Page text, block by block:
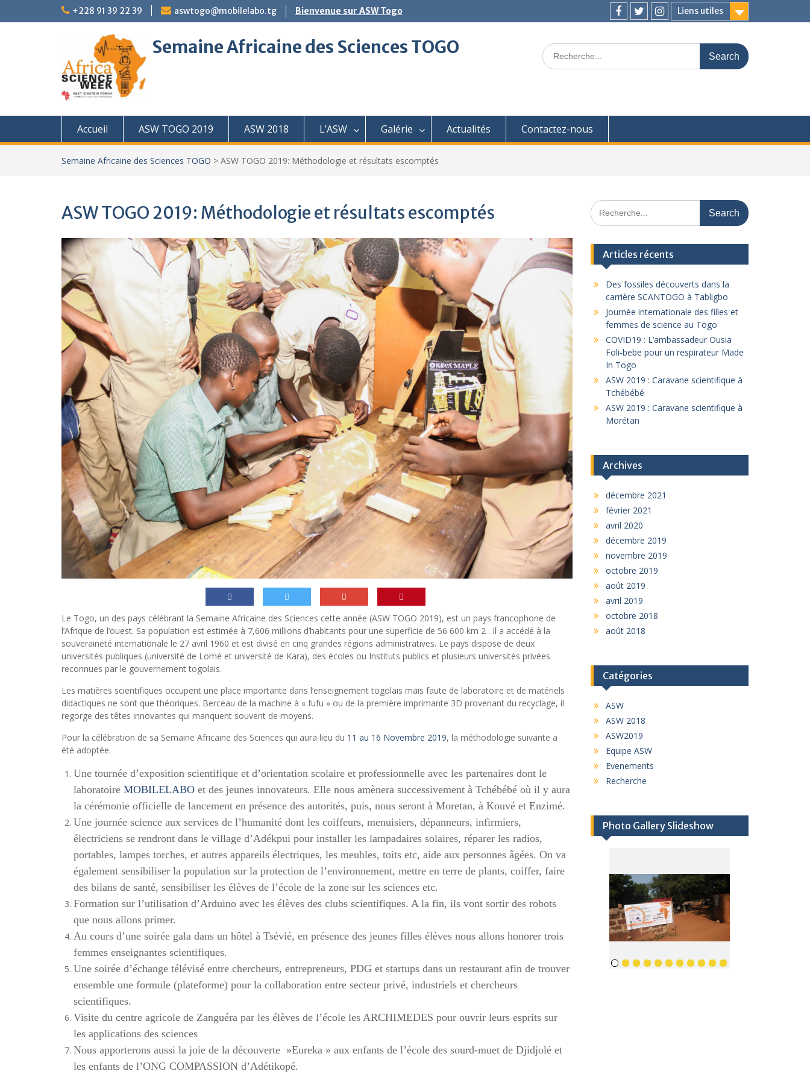
+228 91 39 22 39 aswtogo@mobilelabo.tg Bienvenue sur ASW Togo
Liens utiles
Facebook
TwitterInstagram
Semaine Africaine des Sciences TOGO
Search
for:
Accueil ASW TOGO 2019 ASW 2018 L’ASW Galérie Actualités Contactez-nous
Semaine Africaine des Sciences TOGO > ASW TOGO 2019: Méthodologie et résultats escomptés
ASW TOGO 2019: Méthodologie et résultats escomptés
Le Togo, un des pays célébrant la Semaine Africaine des Sciences cette année (ASW TOGO 2019), est un pays francophone de
l’Afrique de l’ouest. Sa population est estimée à 7,606 millions d’habitants pour une superficie de 56 600 km 2 . Il a accédé à la
souveraineté internationale le 27 avril 1960 et est divisé en cinq grandes régions administratives. Le pays dispose de deux
universités publiques (université de Lomé et université de Kara), des écoles ou Instituts publics et plusieurs universités privées
reconnues par le gouvernement togolais.
Les matières scientifiques occupent une place importante dans l’enseignement togolais mais faute de laboratoire et de matériels
didactiques ne sont que théoriques. Berceau de la machine à « fufu » ou de la première imprimante 3D provenant du recyclage, il
regorge des têtes innovantes qui manquent souvent de moyens.
Pour la célébration de sa Semaine Africaine des Sciences qui aura lieu du 11 au 16 Novembre 2019, la méthodologie suivante a
été adoptée.
Une tournée d’exposition scientifique et d’orientation scolaire et professionnelle avec les partenaires dont le
laboratoire MOBILELABO et des jeunes innovateurs. Elle nous amènera successivement à Tchébébé où il y aura
la cérémonie officielle de lancement en présence des autorités, puis, nous seront à Moretan, à Kouvé et Enzimé.
Une journée science aux services de l’humanité dont les coiffeurs, menuisiers, dépanneurs, infirmiers,
électriciens se rendront dans le village d’Adékpui pour installer les lampadaires solaires, réparer les radios,
portables, lampes torches, et autres appareils électriques, les meubles, toits etc, aide aux personnes âgées. On va
également sensibiliser la population sur la protection de l’environnement, mettre en terre de plants, coiffer, faire
des bilans de santé, sensibiliser les élèves de l’école de la zone sur les sciences etc.
Formation sur l’utilisation d’Arduino avec les élèves des clubs scientifiques. A la fin, ils vont sortir des robots
que nous allons primer.
Au cours d’une soirée gala dans un hôtel à Tsévié, en présence des jeunes filles élèves nous allons honorer trois
femmes enseignantes scientifiques.
Une soirée d’échange télévisé entre chercheurs, entrepreneurs, PDG et startups dans un restaurant afin de trouver
ensemble une formule (plateforme) pour la collaboration entre secteur privé, industriels et chercheurs
scientifiques.
Visite du centre agricole de Zanguéra par les élèves de l’école les ARCHIMEDES pour ouvrir leurs esprits sur
les applications des sciences
Nous apporterons aussi la joie de la découverte »Eureka » aux enfants de l’école des sourd-muet de Djidjolé et
les enfants de l’ONG COMPASSION d’Adétikopé.
Search
for:
Articles récents
Des fossiles découverts dans la
carrière SCANTOGO à Tabligbo
Journée internationale des filles et
femmes de science au Togo
COVID19 : L’ambassadeur Ousia
Foli-bebe pour un respirateur Made
In Togo
ASW 2019 : Caravane scientifique à
Tchébébé
ASW 2019 : Caravane scientifique à
Morétan
Archives
décembre 2021
février 2021
avril 2020
décembre 2019
novembre 2019
octobre 2019
août 2019
avril 2019
octobre 2018
août 2018
Catégories
ASW
ASW 2018
ASW2019
Equipe ASW
Evenements
Recherche
Photo Gallery Slideshow